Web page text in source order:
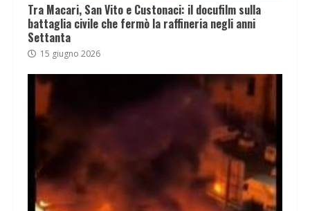
Tra Macari, San Vito e Custonaci: il docufilm sulla
battaglia civile che fermò la raffineria negli anni
Settanta
15 giugno 2026